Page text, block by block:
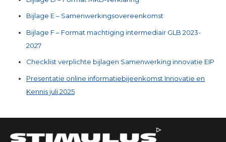
Bijlage E – Samenwerkingsovereenkomst
Bijlage F – Format machtiging intermediair GLB 2023-
2027
Checklist verplichte bijlagen Samenwerking innovatie EIP
Presentatie online informatiebijeenkomst Innovatie en
Kennis juli 2025